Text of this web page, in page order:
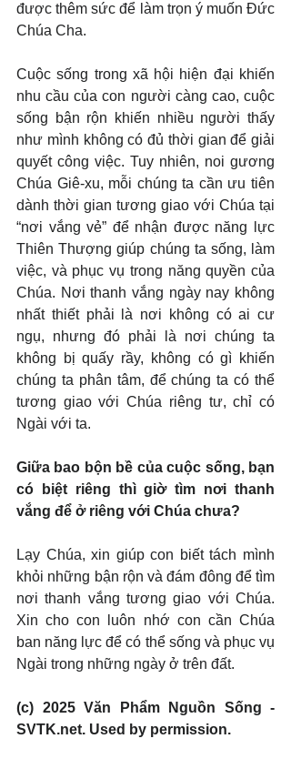
được thêm sức để làm trọn ý muốn Đức
Chúa Cha.
Cuộc sống trong xã hội hiện đại khiến
nhu cầu của con người càng cao, cuộc
sống bận rộn khiến nhiều người thấy
như mình không có đủ thời gian để giải
quyết công việc. Tuy nhiên, noi gương
Chúa Giê-xu, mỗi chúng ta cần ưu tiên
dành thời gian tương giao với Chúa tại
“nơi vắng vẻ” để nhận được năng lực
Thiên Thượng giúp chúng ta sống, làm
việc, và phục vụ trong năng quyền của
Chúa. Nơi thanh vắng ngày nay không
nhất thiết phải là nơi không có ai cư
ngụ, nhưng đó phải là nơi chúng ta
không bị quấy rầy, không có gì khiến
chúng ta phân tâm, để chúng ta có thể
tương giao với Chúa riêng tư, chỉ có
Ngài với ta.
Giữa bao bộn bề của cuộc sống, bạn
có biệt riêng thì giờ tìm nơi thanh
vắng để ở riêng với Chúa chưa?
Lạy Chúa, xin giúp con biết tách mình
khỏi những bận rộn và đám đông để tìm
nơi thanh vắng tương giao với Chúa.
Xin cho con luôn nhớ con cần Chúa
ban năng lực để có thể sống và phục vụ
Ngài trong những ngày ở trên đất.
(c) 2025 Văn Phẩm Nguồn Sống -
SVTK.net. Used by permission.